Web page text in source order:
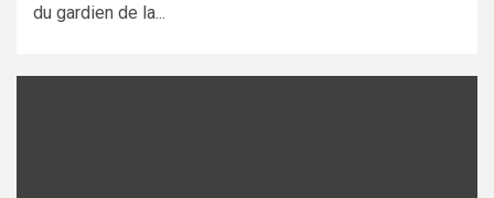
du gardien de la...